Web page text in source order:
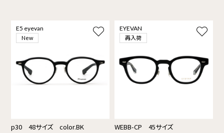
E5 eyevan
New
p30 48サイズ color.BK
EYEVAN
再入荷
WEBB-CP 45サイズ